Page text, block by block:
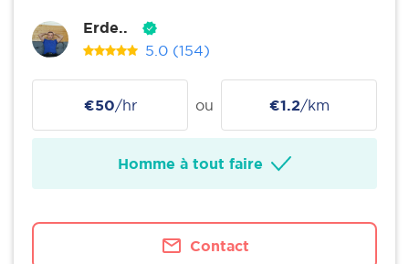
Erde..
5.0 (154)
€50/hr ou €1.2/km
Homme à tout faire
Contact